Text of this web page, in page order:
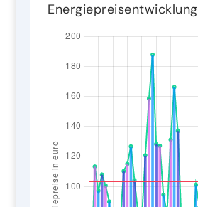
Energiepreisentwicklung